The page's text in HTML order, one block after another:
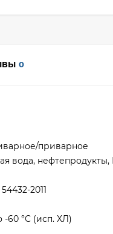
0
приварное
вода,
2011
-60 °С (исп. ХЛ)